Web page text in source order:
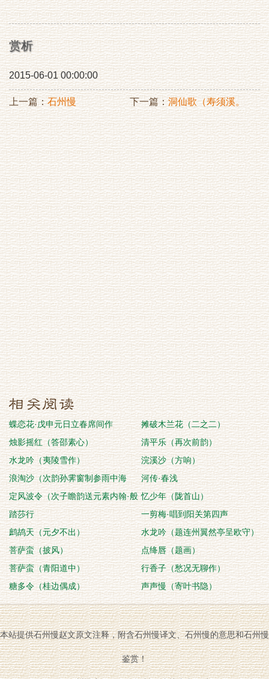
赏析
2015-06-01 00:00:00
上一篇：石州慢 下一篇：洞仙歌（寿须溪。
是年，其子受鹭洲山长）
蝶恋花·戊申元日立春席间作
摊破木兰花（二之二）
烛影摇红（答邵素心）
清平乐（再次前韵）
水龙吟（夷陵雪作）
浣溪沙（方响）
浪淘沙（次韵孙霁窗制参雨中海
棠）
河传·春浅
定风波令（次子瞻韵送元素内翰·般
涉调）
忆少年（陇首山）
踏莎行
一剪梅·唱到阳关第四声
鹧鸪天（元夕不出）
水龙吟（题连州翼然亭呈欧守）
菩萨蛮（披风）
点绛唇（题画）
菩萨蛮（青阳道中）
行香子（愁况无聊作）
糖多令（桂边偶成）
声声慢（寄叶书隐）
本站提供石州慢赵文原文注释，附含石州慢译文、石州慢的意思和石州慢
鉴赏！